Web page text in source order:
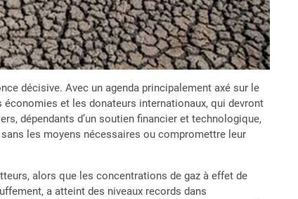
décisive. Avec un agenda principalement axé sur le
et les donateurs internationaux, qui devront
dépendants d’un soutien financier et technologique,
les moyens nécessaires ou compromettre leur
alors que les concentrations de gaz à effet de
a atteint des niveaux records dans